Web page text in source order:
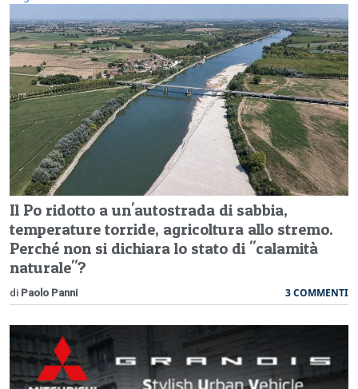
Il Po ridotto a un'autostrada di sabbia,
temperature torride, agricoltura allo stremo.
Perché non si dichiara lo stato di "calamità
naturale"?
di Paolo Panni 3 COMMENTI